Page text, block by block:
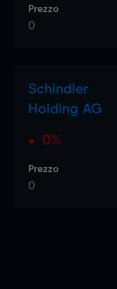
Prezzo
0
Schindler
Holding AG
0%
Prezzo
0